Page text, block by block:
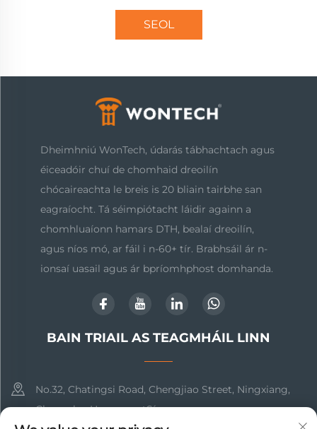
SEOL
Dheimhniú WonTech, údarás tábhachtach agus
éiceadóir chuí de chomhaid dreoilín
chócaireachta le breis is 20 bliain tairbhe san
eagraíocht. Tá séimpiótacht láidir againn a
chomhluaíonn hamars DTH, bealaí dreoilín,
agus níos mó, ar fáil i n-60+ tír. Brabhsáil ár n-
ionsaí uasail agus ár bpríomhphost domhanda.
BAIN TRIAIL AS TEAGMHÁIL LINN
No.32, Chatingsi Road, Chengjiao Street, Ningxiang,
Changsha, Hunan, an tSín